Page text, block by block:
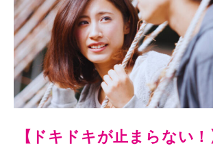
【ドキドキが止まらない